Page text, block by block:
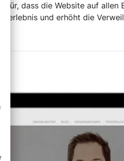
dass die Website auf
und erhöht die